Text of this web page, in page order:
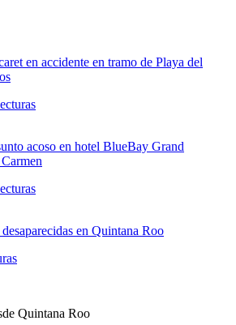
en accidente en tramo de Playa del
acoso en hotel BlueBay Grand
en Quintana Roo
Quintana Roo